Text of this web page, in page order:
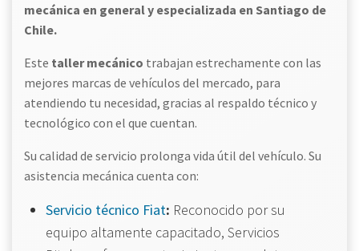
mecánica en general y especializada en Santiago de
Chile.
Este taller mecánico trabajan estrechamente con las
mejores marcas de vehículos del mercado, para
atendiendo tu necesidad, gracias al respaldo técnico y
tecnológico con el que cuentan.
Su calidad de servicio prolonga vida útil del vehículo. Su
asistencia mecánica cuenta con:
Servicio técnico Fiat: Reconocido por su
equipo altamente capacitado, Servicios